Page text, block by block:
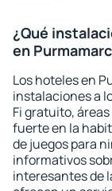
¿Qué
en
Los hoteles en
instalaciones a
Fi gratuito,
fuerte en la
de juegos para
informativos
interesantes de